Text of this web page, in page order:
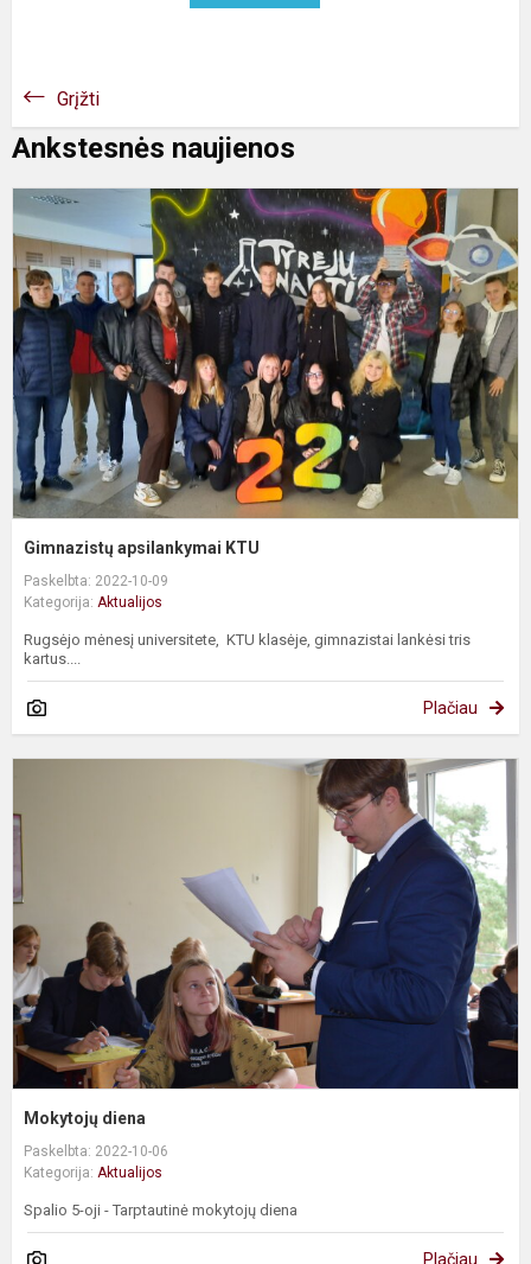
Grįžti
Ankstesnės naujienos
Gimnazistų apsilankymai KTU
Paskelbta: 2022-10-09
Kategorija: Aktualijos
Rugsėjo mėnesį universitete, KTU klasėje, gimnazistai lankėsi tris
kartus....
Plačiau
Mokytojų diena
Paskelbta: 2022-10-06
Kategorija: Aktualijos
Spalio 5-oji - Tarptautinė mokytojų diena
Plačiau